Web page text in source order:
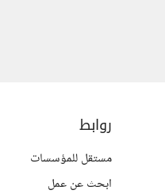
روابط
مستقل للمؤسسات
ابحث عن عمل